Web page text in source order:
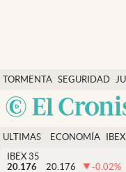
TORMENTA SEGURIDAD
SOCIAL
Economía y finanzas
Política
Actualidad
Criptomonedas
ULTIMAS
NOTICIAS
ECONOMÍA
IBEX
IBEX 35
20.176
20.176 -0.02%